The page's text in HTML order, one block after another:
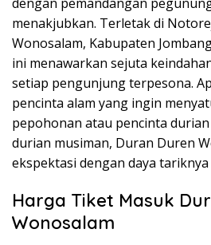
menakjubkan. Terletak di
Wonosalam, Kabupaten
ini menawarkan sejuta
setiap pengunjung terpesona.
pencinta alam yang ingin
pepohonan atau pencinta
durian musiman, Duran Duren
ekspektasi dengan daya
Harga Tiket Masuk
Wonosalam